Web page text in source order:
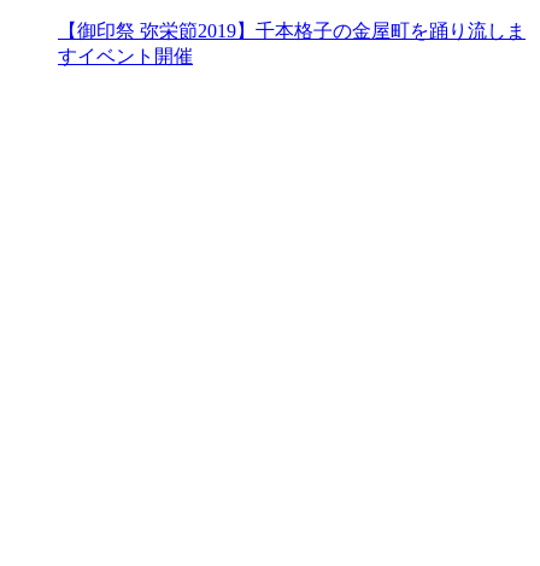
【御印祭 弥栄節2019】千本格子の金屋町を踊り流しま
すイベント開催